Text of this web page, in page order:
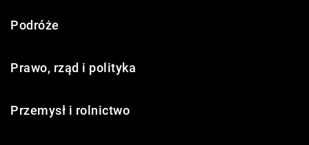
Podróże
Prawo, rząd i polityka
Przemysł i rolnictwo